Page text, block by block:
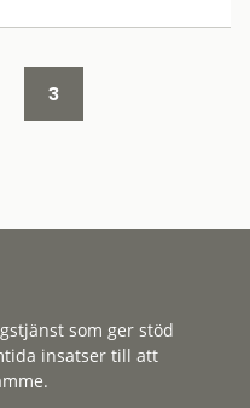
3
som ger stöd
insatser till att